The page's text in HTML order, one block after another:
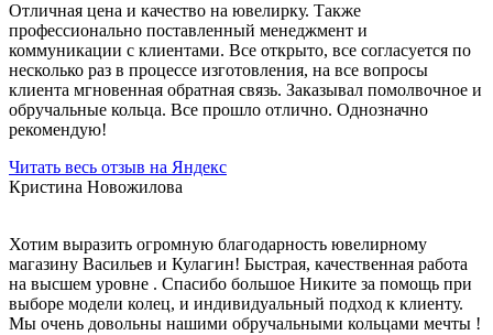
Отличная цена и качество на ювелирку. Также
профессионально поставленный менеджмент и
коммуникации с клиентами. Все открыто, все согласуется по
несколько раз в процессе изготовления, на все вопросы
клиента мгновенная обратная связь. Заказывал помолвочное и
обручальные кольца. Все прошло отлично. Однозначно
рекомендую!
Читать весь отзыв на Яндекс
Кристина Новожилова
Хотим выразить огромную благодарность ювелирному
магазину Васильев и Кулагин! Быстрая, качественная работа
на высшем уровне . Спасибо большое Никите за помощь при
выборе модели колец, и индивидуальный подход к клиенту.
Мы очень довольны нашими обручальными кольцами мечты !